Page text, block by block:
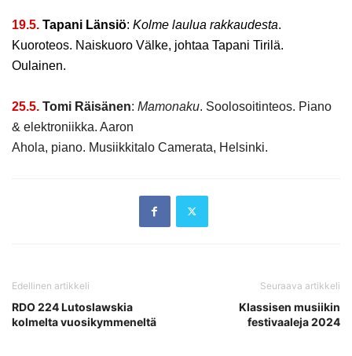
19.5. Tapani Länsiö: Kolme laulua rakkaudesta.
Kuoroteos. Naiskuoro Välke, johtaa Tapani Tirilä.
Oulainen.
25.5. Tomi Räisänen: Mamonaku. Soolosoitinteos. Piano
& elektroniikka. Aaron
Ahola, piano. Musiikkitalo Camerata, Helsinki.
Edellinen artikkeli
RDO 224 Lutoslawskia
kolmelta vuosikymmeneltä
Seuraava artikkeli
Klassisen musiikin
festivaaleja 2024